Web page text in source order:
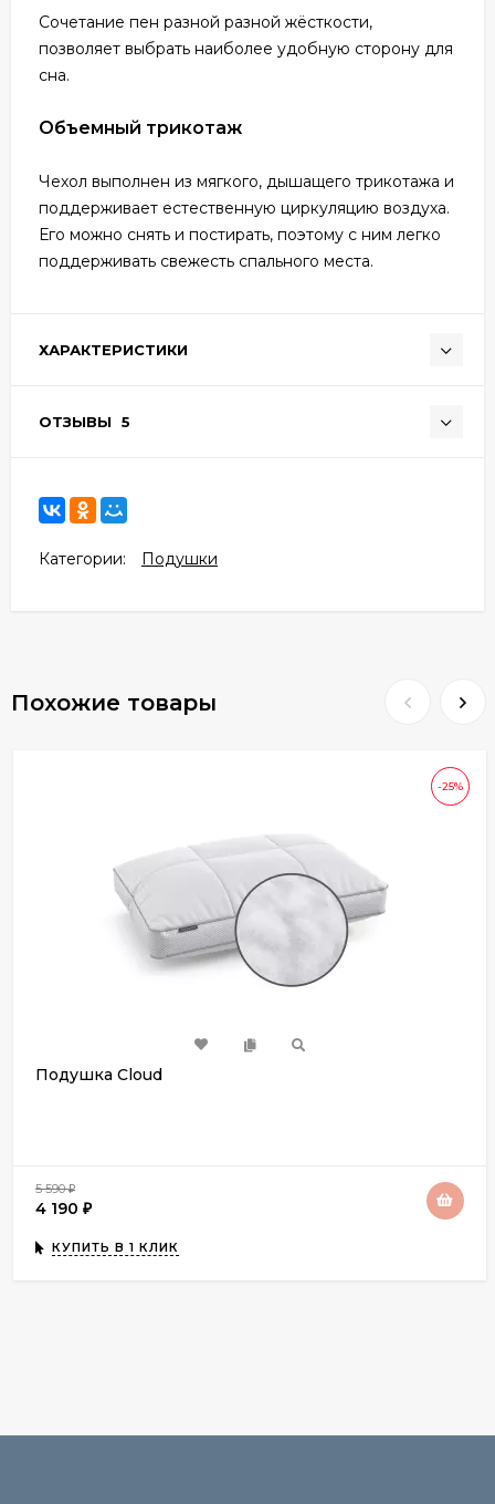
Сочетание пен разной разной жёсткости,
позволяет выбрать наиболее удобную сторону для
сна.
Объемный трикотаж
Чехол выполнен из мягкого, дышащего трикотажа и
поддерживает естественную циркуляцию воздуха.
Его можно снять и постирать, поэтому с ним легко
поддерживать свежесть спального места.
ХАРАКТЕРИСТИКИ
ОТЗЫВЫ 5
Категории: Подушки
Похожие товары
-25%
Подушка Cloud
5 590₽
4 190 ₽
КУПИТЬ В 1 КЛИК